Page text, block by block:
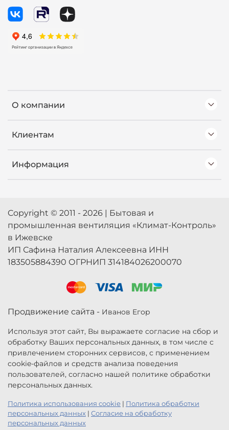
О компании
Клиентам
Информация
Copyright © 2011 - 2026 | Бытовая и
промышленная вентиляция «Климат-Контроль»
в Ижевске
ИП Сафина Наталия Алексеевна ИНН
183505884390 ОГРНИП 314184026200070
Продвижение сайта - Иванов Егор
Используя этот сайт, Вы выражаете согласие на сбор и
обработку Ваших персональных данных, в том числе с
привлечением сторонних сервисов, с применением
cookie-файлов и средств анализа поведения
пользователей, согласно нашей политике обработки
персональных данных.
Политика использования cookie | Политика обработки
персональных данных | Согласие на обработку
персональных данных